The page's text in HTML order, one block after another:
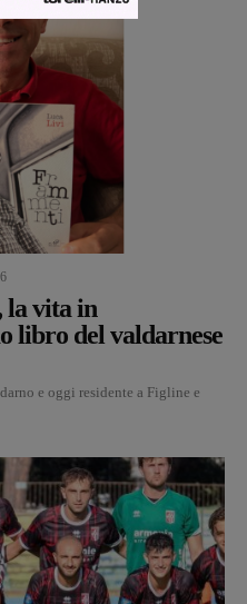
la vita in
libro del valdarnese
e oggi residente a Figline e